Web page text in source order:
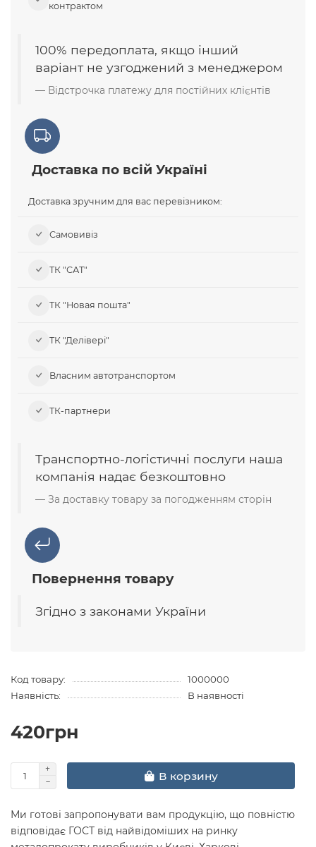
контрактом
100% передоплата, якщо інший
варіант не узгоджений з менеджером
Відстрочка платежу для постійних клієнтів
Доставка по всій Україні
Доставка зручним для вас перевізником:
Самовивіз​
ТК "САТ"
ТК "Новая пошта"
ТК "Делівері"
Власним автотранспортом
ТК-партнери
Транспортно-логістичні послуги наша
компанія надає безкоштовно
За доставку товару за погодженням сторін
Повернення товару
Згідно з законами України
Код товару:
1000000
Наявність:
В наявності
420грн
В корзину
Ми готові запропонувати вам продукцію, що повністю
відповідає ГОСТ від найвідоміших на ринку